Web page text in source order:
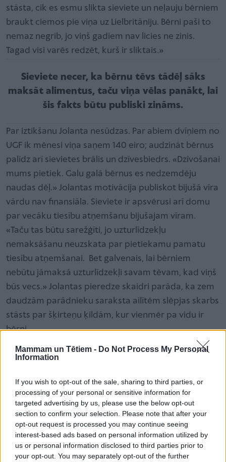
Mammam un Tētiem - Do Not Process My Personal
Information
If you wish to opt-out of the sale, sharing to third parties, or
processing of your personal or sensitive information for
targeted advertising by us, please use the below opt-out
section to confirm your selection. Please note that after your
opt-out request is processed you may continue seeing
interest-based ads based on personal information utilized by
us or personal information disclosed to third parties prior to
your opt-out. You may separately opt-out of the further
stāsta, cik es esmu slikta sieviete un neļauju bērniem
braukt ciemos pie viņa uz Lielbritāniju. Bērni paši to
nemaz negrib, jo viņš gadiem nav licies ne zinis.
Tagad visi varēs redzēt, kurš ir sliktais.»
Sieviete necer, ka bērnu tēvs tādēļ sāks
maksāt alimentus, taču viņa vēlas panākt, lai
šis fakts būtu publiski zināms.
Par iztikšanu Jolanta nesūdzas. Par abiem dvīņiem no
UGF ik mēnesi viņa saņem 140 eiro; audzināt bērnus
palīdz arī sievietes brālis un dzīvesbiedrs. «Dzīvošanai
mums pietiek. Galu galā bērnus es nedzemdēju
naudas dēļ.» Jolantas motivācija publiskot bijušā vīra
vārdu nav finansiāla. Sieviete ir apsvērusi arī domu
par vecāku tiesību atņemšanu bijušajam vīram.
«Taču tas būtu sarežģīti, jo uzturlīdzekļu
nemaksāšanu neuzskata par pietiekamu pamatu
tiesību atņemšanai. Bet galvenais, lai bērniem
nebūtu jāmaksā uzturlīdzekļi savam tēvam, kad viņš
būs vecs.» Jolantas pieredze skaidri parāda, ka zem
daudzām parādnieku saraksta ailītēm slēpjas skarbs
stāsts par šķirteņu ķildām, kur vienmēr pa vidu ir
bērni.
1150 eiro mēnesī
Rūdolfa mamma Anita (vārds mainīts), kura dēlu
audzina bez viņa tēva klātbūtnes, ir pieredzējusi
medaļas abas puses. Viņas dēla tēvs bērnu «tad
gribēja, tad negribēja», audzināšanā neiesaistījās un
alimentus nemaksāja, tādēļ uzturlīdzekļus viņa
saņem no UGF. Arī sievietes tagadējam